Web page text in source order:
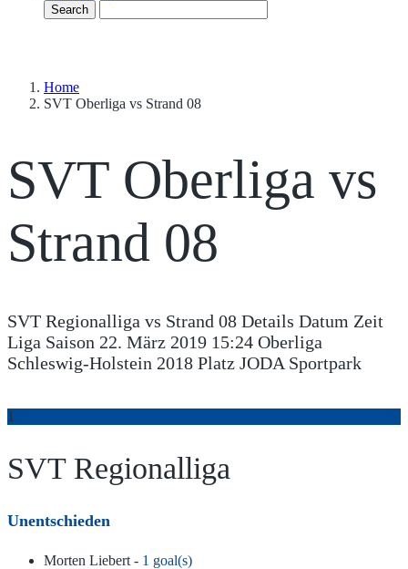
Home
SVT Oberliga vs Strand 08
SVT Oberliga vs
Strand 08
SVT Regionalliga vs Strand 08 Details Datum Zeit
Liga Saison 22. März 2019 15:24 Oberliga
Schleswig-Holstein 2018 Platz JODA Sportpark
1
SVT Regionalliga
Unentschieden
Morten Liebert - 1 goal(s)